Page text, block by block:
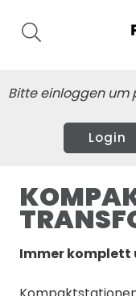
Bitte einloggen um
Login
Immer